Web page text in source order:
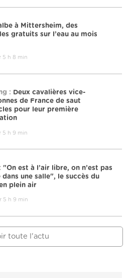
à Mittersheim, des
gratuits sur l’eau au mois
5 h 8 min
: Deux cavalières vice-
de France de saut
pour leur première
5 h 9 min
"On est à l’air libre, on n’est pas
dans une salle", le succès du
plein air
5 h 9 min
toute l'actu